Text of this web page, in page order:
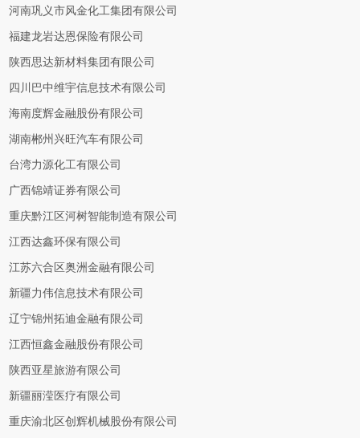
河南巩义市风金化工集团有限公司
福建龙岩达恩保险有限公司
陕西思达新材料集团有限公司
四川巴中维宇信息技术有限公司
海南度辉金融股份有限公司
湖南郴州兴旺汽车有限公司
台湾力源化工有限公司
广西锦靖证券有限公司
重庆黔江区河树智能制造有限公司
江西达鑫环保有限公司
江苏六合区奥洲金融有限公司
新疆力伟信息技术有限公司
辽宁锦州拓迪金融有限公司
江西恒鑫金融股份有限公司
陕西亚星旅游有限公司
新疆丽滢医疗有限公司
重庆渝北区创辉机械股份有限公司